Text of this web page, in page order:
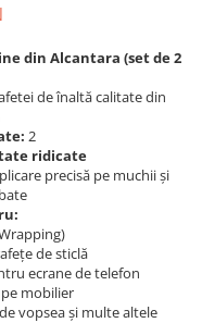
din Alcantara (set de 2
de înaltă calitate din
2
ridicate
precisă pe muchii și
de sticlă
ecrane de telefon
mobilier
vopsea și multe altele